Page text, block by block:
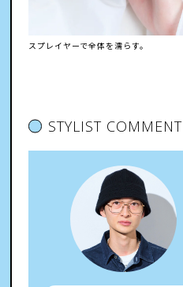
スプレイヤーで全体を濡らす。
STYLIST COMMENT